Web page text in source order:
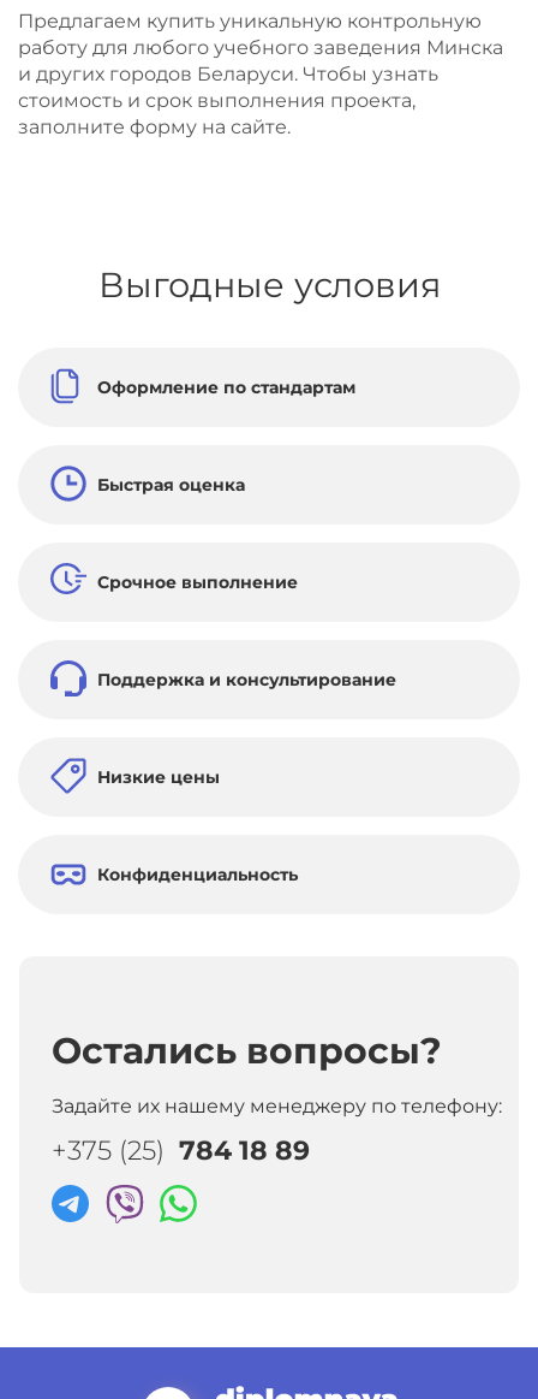
Предлагаем купить уникальную контрольную
работу для любого учебного заведения Минска
и других городов Беларуси. Чтобы узнать
стоимость и срок выполнения проекта,
заполните форму на сайте.
Выгодные условия
Оформление по стандартам
Быстрая оценка
Срочное выполнение
Поддержка и консультирование
Низкие цены
Конфиденциальность
Остались вопросы?
Задайте их нашему менеджеру по телефону:
+375 (25) 784 18 89